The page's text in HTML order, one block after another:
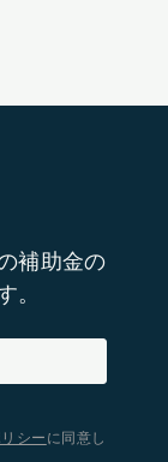
補助金の
。
シー に同意し